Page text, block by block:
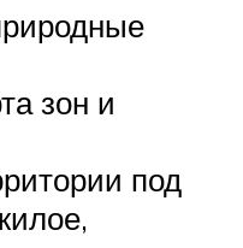
зон и
под